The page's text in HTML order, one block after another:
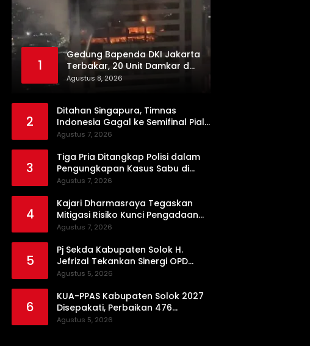
1
Gedung Bapenda DKI Jakarta
Terbakar, 20 Unit Damkar dan
100 Personel Dikerahkan
Agustus 8, 2026
2
Ditahan Singapura, Timnas
Indonesia Gagal ke Semifinal Piala
AFF 2026
Agustus 7, 2026
3
Tiga Pria Ditangkap Polisi dalam
Pengungkapan Kasus Sabu di
Dharmasraya, Timbangan Digital
Agustus 7, 2026
4
Kajari Dharmasraya Tegaskan
Mitigasi Risiko Kunci Pengadaan
Barang dan Jasa yang Bersih
Agustus 7, 2026
5
Pj Sekda Kabupaten Solok H.
Jefrizal Tekankan Sinergi OPD
demi Percepatan Pembangunan
Agustus 5, 2026
6
KUA-PPAS Kabupaten Solok 2027
Disepakati, Perbaikan 476
Kilometer Jalan Rusak Jadi
Agustus 5, 2026